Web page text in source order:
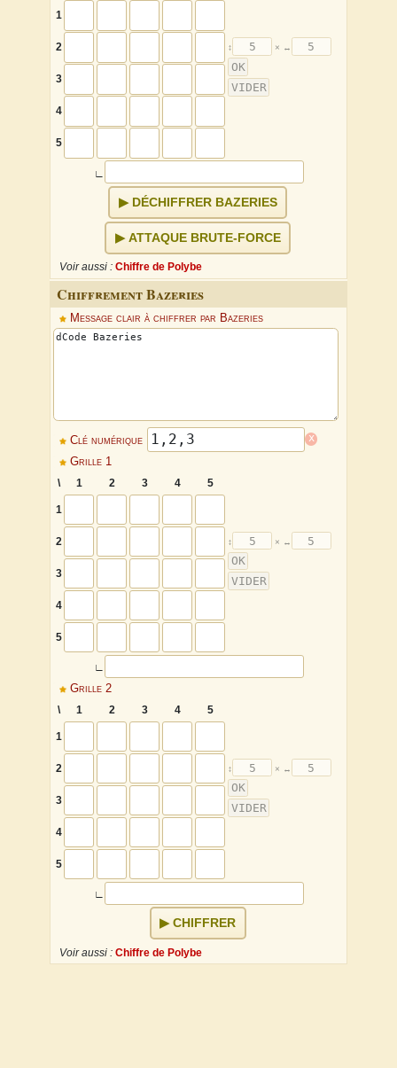
1
2
3
4
5
∟
DÉCHIFFRER BAZERIES
ATTAQUE BRUTE-FORCE
Voir aussi : Chiffre de Polybe
Chiffrement Bazeries
Message clair à chiffrer par Bazeries
Clé numérique
x
Grille 1
\
1 2 3 4 5
1
2
3
4
5
∟
Grille 2
\
1 2 3 4 5
1
2
3
4
5
∟
CHIFFRER
Voir aussi : Chiffre de Polybe